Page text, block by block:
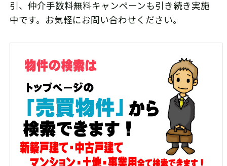
引、仲介手数料無料キャンペーンも引き続き実施
中です。お気軽にお問い合わせください。